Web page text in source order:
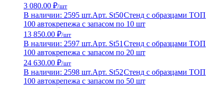
3 080.00 ₽/шт
В наличии: 2595 шт.Арт. St50Стенд с образцами ТОП
100 автокрепежа с запасом по 10 шт
13 850.00 ₽/шт
В наличии: 2597 шт.Арт. St51 Стенд с образцами ТОП
100 автокрепежа с запасом по 20 шт
24 630.00 ₽/шт
В наличии: 2598 шт.Арт. St52Стенд с образцами ТОП
100 автокрепежа с запасом по 50 шт